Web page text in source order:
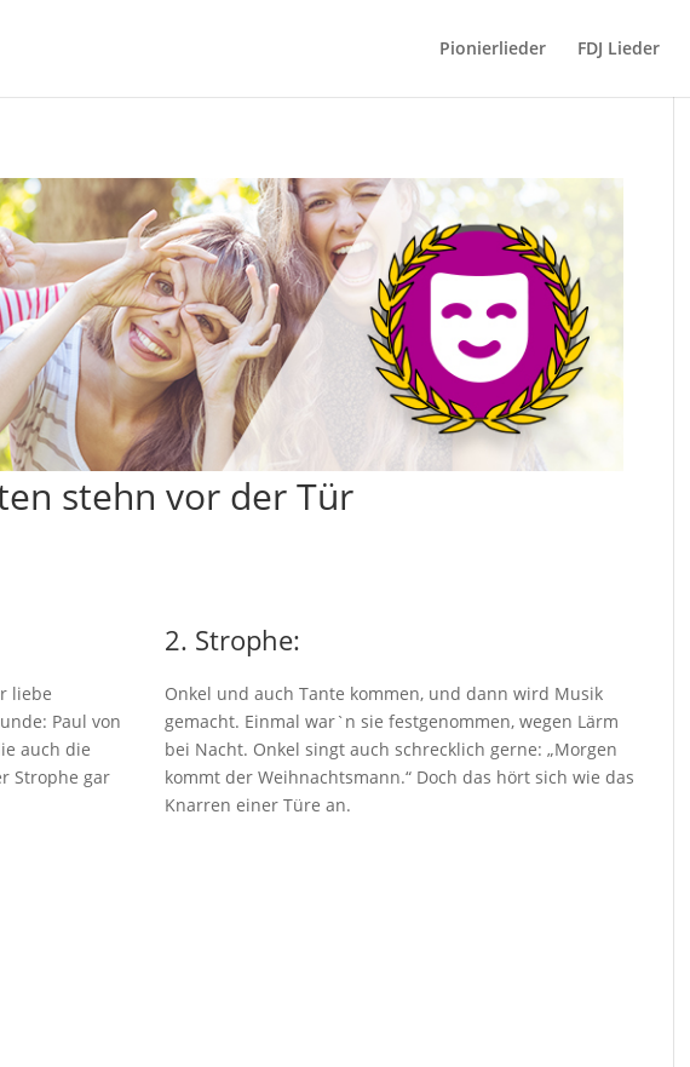
Pionierlieder FDJ Lieder
stehn vor der Tür
liebe
Paul von
auch die
Strophe gar
2. Strophe:
Onkel und auch Tante kommen, und dann wird Musik
gemacht. Einmal war`n sie festgenommen, wegen Lärm
bei Nacht. Onkel singt auch schrecklich gerne: „Morgen
kommt der Weihnachtsmann.“ Doch das hört sich wie das
Knarren einer Türe an.